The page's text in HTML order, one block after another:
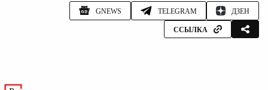
GNEWS TELEGRAM ДЗЕН
ССЫЛКА